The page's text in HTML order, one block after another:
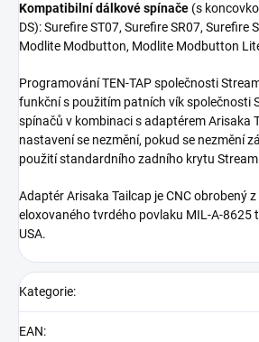
Kompatibilní dálkové spínače (s
DS): Surefire ST07, Surefire SR07, Surefire
Modlite Modbutton, Modlite Modbutton
Programování TEN-TAP společnosti
funkční s použitím patních vík společnosti
spínačů v kombinaci s adaptérem Arisaka
nastavení se nezmění, pokud se nezmění
použití standardního zadního krytu
Adaptér Arisaka Tailcap je CNC obrobený
eloxovaného tvrdého povlaku MIL-A-8625
USA.
Kategorie:
EAN: